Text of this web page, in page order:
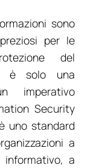
sono
per le
del
è solo una
imperativo
Security
uno standard
a
a